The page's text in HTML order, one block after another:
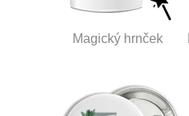
Magický hrnček